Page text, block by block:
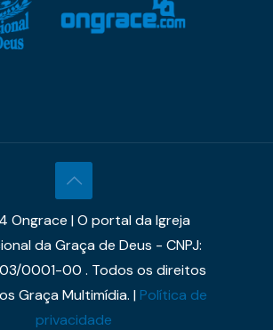
Ongrace | O portal da Igreja
da Graça de Deus - CNPJ:
0001-00 . Todos os direitos
Graça Multimídia. |Política de
privacidade